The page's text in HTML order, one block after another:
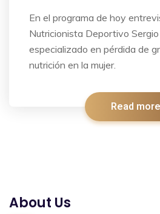
En el programa de hoy
Nutricionista Deportivo Sergio
especializado en pérdida de
nutrición en la mujer.
Read more
About Us